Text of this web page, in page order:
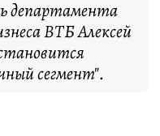
департамента
ВТБ Алексей
сегмент".